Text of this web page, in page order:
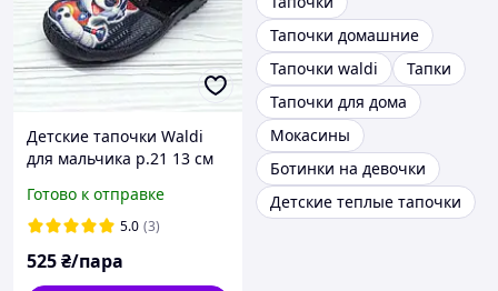
Детские тапочки Waldi
для мальчика р.21 13 см
Готово к отправке
5.0 (3)
525₴/пара
Тапочки домашние
Тапочки waldi
Тапки
Тапочки для дома
Мокасины
Ботинки на девочки
Детские теплые тапочки